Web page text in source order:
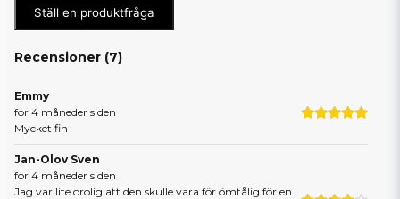
Ställ en produktfråga
Recensioner (7)
Emmy
for 4 måneder siden
Mycket fin
Jan-Olov Sven
for 4 måneder siden
Jag var lite orolig att den skulle vara för ömtålig för en